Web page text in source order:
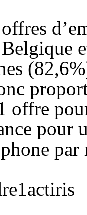
offre
pour
par